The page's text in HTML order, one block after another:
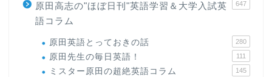
原田高志の"ほぼ日刊"英語学習＆大学入試英
語コラム
647
原田英語とっておきの話 280
原田先生の毎日英語！ 111
ミスター原田の超絶英語コラム 145